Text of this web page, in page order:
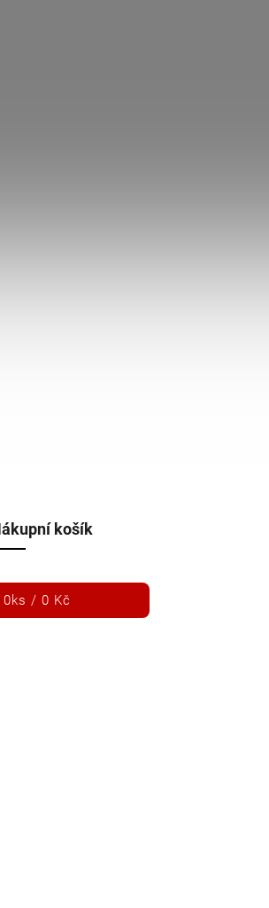
košík
0ks / 0 Kč